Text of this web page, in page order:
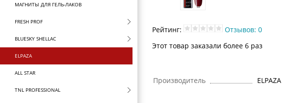
МАГНИТЫ ДЛЯ ГЕЛЬ-ЛАКОВ
FRESH PROF
BLUESKY SHELLAC
ELPAZA
ALL STAR
TNL PROFESSIONAL
Рейтинг:
Отзывов: 0
Этот товар заказали более 6 раз
Производитель ELPAZA